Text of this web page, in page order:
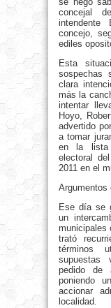
concejal
intendente
concejo,
ediles
Esta
sospechas
clara
más la
intentar
Hoyo,
advertido
a tomar
en la lista
electoral
2011 en el
Argumentos
Ese día se
un
municipales
trató
términos
supuestas
pedido de
poniendo
accionar
localidad.